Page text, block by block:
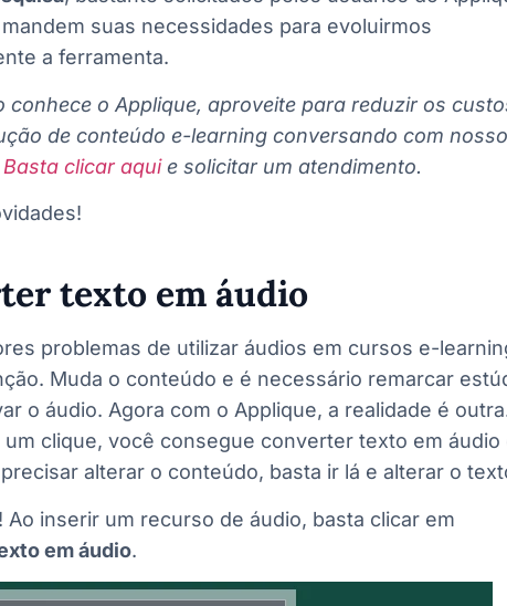
suas necessidades para evoluirmos
a ferramenta.
conhece o Applique, aproveite para reduzir os
de conteúdo e-learning conversando com
Basta clicar aquie solicitar um atendimento.
texto em áudio
problemas de utilizar áudios em cursos e-
Muda o conteúdo e é necessário remarcar
o áudio. Agora com o Applique, a realidade é
um clique, você consegue converter texto em áudio
alterar o conteúdo, basta ir lá e alterar o
Ao inserir um recurso de áudio, basta clicar em
em áudio.